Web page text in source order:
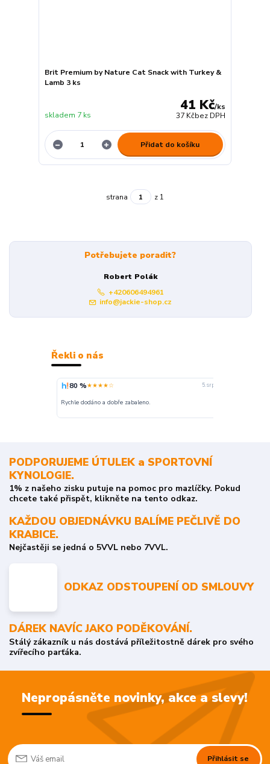
Brit Premium by Nature Cat Snack with Turkey &
Lamb 3 ks
41 Kč/ks
37 Kčbez DPH
skladem 7 ks
Přidat do košíku
strana z 1
Potřebujete poradit?
Robert Polák
+420606494961
info@jackie-shop.cz
Řekli o nás
80 %★★★★☆ 5. srpna
Rychle dodáno a dobře zabaleno.
PODPORUJEME ÚTULEK a SPORTOVNÍ
KYNOLOGIE.
1% z našeho zisku putuje na pomoc pro mazlíčky. Pokud
chcete také přispět, klikněte na tento odkaz.
KAŽDOU OBJEDNÁVKU BALÍME PEČLIVĚ DO
KRABICE.
Nejčastěji se jedná o 5VVL nebo 7VVL.
ODKAZ ODSTOUPENÍ OD SMLOUVY
DÁREK NAVÍC JAKO PODĚKOVÁNÍ.
Stálý zákazník u nás dostává příležitostně dárek pro svého
zvířecího parťáka.
Nepropásněte novinky, akce a slevy!
Přihlásit se